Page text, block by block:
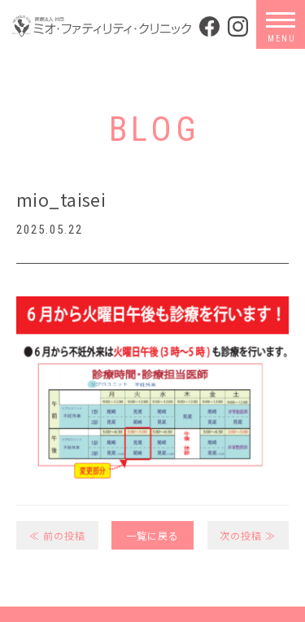
BLOG
mio_taisei
2025.05.22
≪ 前の投稿 一覧に戻る 次の投稿 ≫